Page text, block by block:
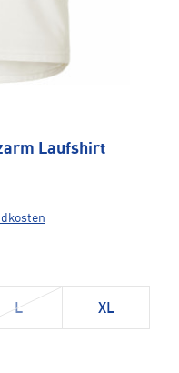
Laufshirt
L XL